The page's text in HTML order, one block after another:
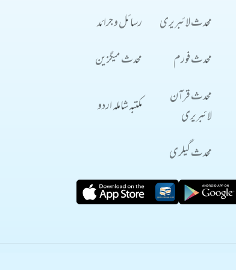
محدث لائبریری
رسائل و جرائد
محدث فورم محدث میگزین
محدث قرآن
لائبریری
مکتبہ شاملہ اردو
محدث گیلری